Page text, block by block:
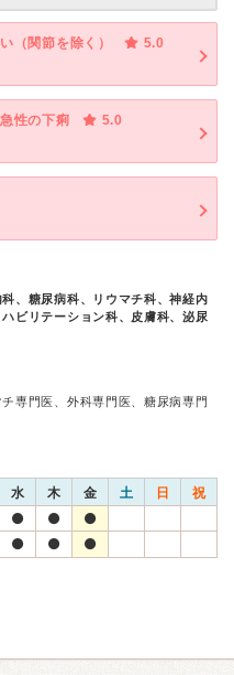
（関節を除く）
5.0
性の下痢
5.0
、糖尿病科、リウマチ科、神経内
ビリテーション科、皮膚科、泌尿
専門医、外科専門医、糖尿病専門
水 木 金 土 日 祝